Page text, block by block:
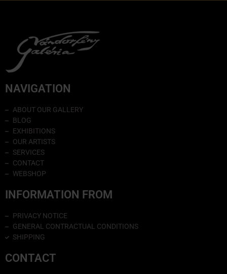
NAVIGATION
ABOUT OUR GALLERY
BLOG
EXHIBITIONS
OUR ARTISTS
SERVICES
CONTACT
WEBSHOP
INFORMATION FROM
PRIVACY NOTICE
GENERAL CONTRACTUAL CONDITIONS
SHIPPING
CONTACT